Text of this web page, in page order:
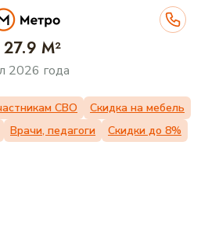
М²
2026 года
СВО
Скидка на мебель
Врачи, педагоги Скидки до 8%